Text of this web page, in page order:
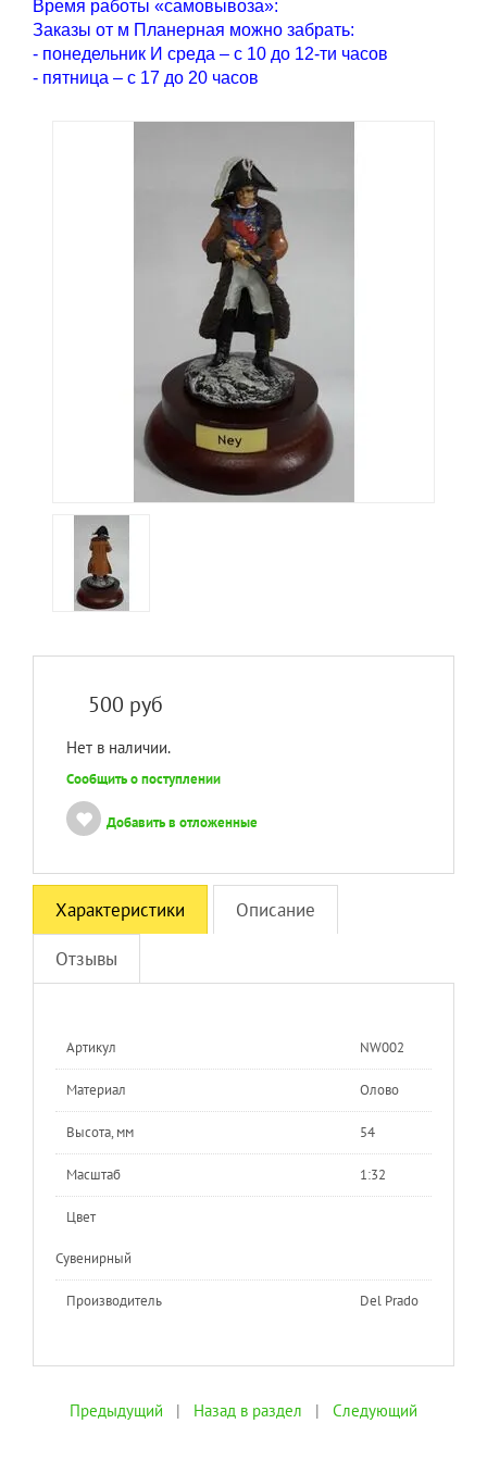
Время работы «самовывоза»:
Заказы от м Планерная можно забрать:
- понедельник И среда – с 10 до 12-ти часов
- пятница – с 17 до 20 часов
500 руб
Нет в наличии.
Сообщить о поступлении
Добавить в отложенные
Характеристики Описание
Отзывы
Артикул NW002
Материал Олово
Высота, мм 54
Масштаб 1:32
Цвет
Сувенирный
Производитель Del Prado
Предыдущий | Назад в раздел | Следующий